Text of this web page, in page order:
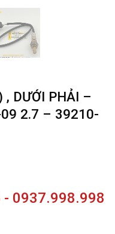
, DƯỚI PHẢI –
09 2.7 – 39210-
0937.998.998